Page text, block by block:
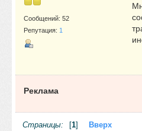
Сообщений: 52
Репутация: 1
Реклама
Страницы: [1] Вверх